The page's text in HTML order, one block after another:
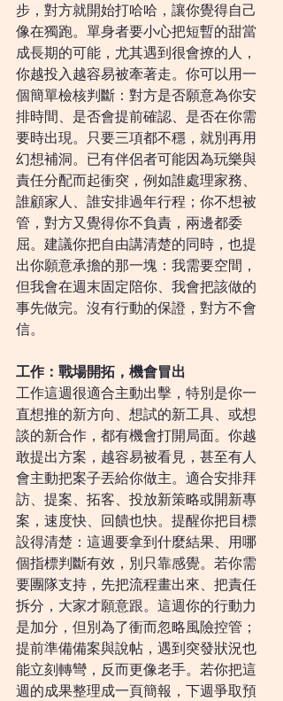
步，對方就開始打哈哈，讓你覺得自己
像在獨跑。單身者要小心把短暫的甜當
成長期的可能，尤其遇到很會撩的人，
你越投入越容易被牽著走。你可以用一
個簡單檢核判斷：對方是否願意為你安
排時間、是否會提前確認、是否在你需
要時出現。只要三項都不穩，就別再用
幻想補洞。已有伴侶者可能因為玩樂與
責任分配而起衝突，例如誰處理家務、
誰顧家人、誰安排過年行程；你不想被
管，對方又覺得你不負責，兩邊都委
屈。建議你把自由講清楚的同時，也提
出你願意承擔的那一塊：我需要空間，
但我會在週末固定陪你、我會把該做的
事先做完。沒有行動的保證，對方不會
信。
工作：戰場開拓，機會冒出
工作這週很適合主動出擊，特別是你一
直想推的新方向、想試的新工具、或想
談的新合作，都有機會打開局面。你越
敢提出方案，越容易被看見，甚至有人
會主動把案子丟給你做主。適合安排拜
訪、提案、拓客、投放新策略或開新專
案，速度快、回饋也快。提醒你把目標
設得清楚：這週要拿到什麼結果、用哪
個指標判斷有效，別只靠感覺。若你需
要團隊支持，先把流程畫出來、把責任
拆分，大家才願意跟。這週你的行動力
是加分，但別為了衝而忽略風險控管；
提前準備備案與說帖，遇到突發狀況也
能立刻轉彎，反而更像老手。若你把這
週的成果整理成一頁簡報，下週爭取預